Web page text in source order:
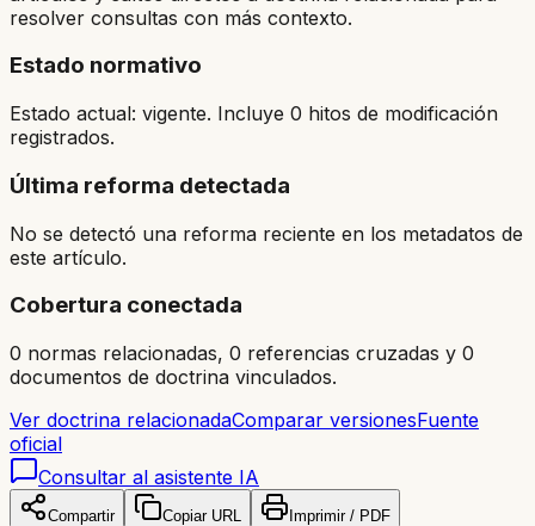
resolver consultas con más contexto.
Estado normativo
Estado actual: vigente. Incluye 0 hitos de modificación
registrados.
Última reforma detectada
No se detectó una reforma reciente en los metadatos de
este artículo.
Cobertura conectada
0 normas relacionadas, 0 referencias cruzadas y 0
documentos de doctrina vinculados.
Ver doctrina relacionadaComparar versionesFuente
oficial
Consultar al asistente IA
Compartir Copiar URL Imprimir / PDF